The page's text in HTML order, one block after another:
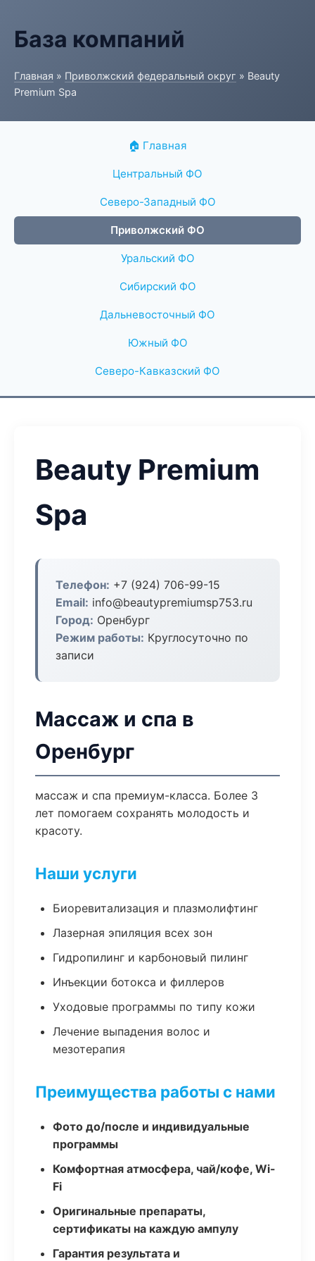
База компаний
Главная » Приволжский федеральный округ » Beauty
Premium Spa
🏠 Главная
Центральный ФО
Северо-Западный ФО
Приволжский ФО
Уральский ФО
Сибирский ФО
Дальневосточный ФО
Южный ФО
Северо-Кавказский ФО
Beauty Premium
Spa
Телефон: +7 (924) 706-99-15
Email: info@beautypremiumsp753.ru
Город: Оренбург
Режим работы: Круглосуточно по
записи
Массаж и спа в
Оренбург
массаж и спа премиум-класса. Более 3
лет помогаем сохранять молодость и
красоту.
Наши услуги
Биоревитализация и плазмолифтинг
Лазерная эпиляция всех зон
Гидропилинг и карбоновый пилинг
Инъекции ботокса и филлеров
Уходовые программы по типу кожи
Лечение выпадения волос и
мезотерапия
Преимущества работы с нами
Фото до/после и индивидуальные
программы
Комфортная атмосфера, чай/кофе, Wi-
Fi
Оригинальные препараты,
сертификаты на каждую ампулу
Гарантия результата и